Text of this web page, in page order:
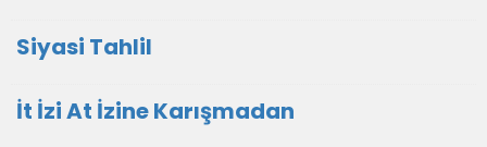
Siyasi Tahlil
İt İzi At İzine Karışmadan